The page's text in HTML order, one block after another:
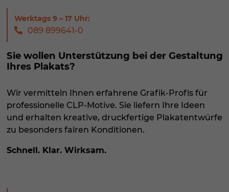
089 899641-0
Sie wollen Unterstützung bei der Gestaltung
Ihres Plakats?
Wir vermitteln Ihnen erfahrene Grafik-Profis für
professionelle CLP-Motive. Sie liefern Ihre Ideen
und erhalten kreative, druckfertige Plakatentwürfe
zu besonders fairen Konditionen.
Schnell. Klar. Wirksam.